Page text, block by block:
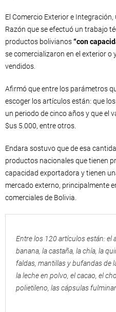
El Comercio Exterior e
Razón que se efectuó un trabajo
productos bolivianos“con
se comercializaron en el exterior
vendidos.
Afirmó que entre los parámetros
escoger los artículos están: que
un periodo de cinco años y que el
$us 5.000, entre otros.
Endara sostuvo que de esa
productos nacionales que tienen
capacidad exportadora y tienen
mercado externo, principalmente
comerciales de Bolivia.
Entre los 120 artículos están: el
banana, la castaña, la chía, la
faldas, mantillas y bufandas de
la leche en polvo, el cacao, el
polietileno, las cápsulas